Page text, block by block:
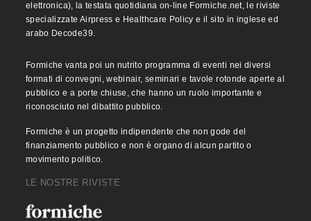
elettronica), la testata quotidiana on-line Formiche.net, le riviste
specializzate Airpress e Healthcare Policy e il sito in inglese ed
arabo Decode39.
Formiche vanta poi un nutrito programma di eventi nei diversi
formati di convegni, webinair, seminari e tavole rotonde aperte al
pubblico e a porte chiuse, che hanno un ruolo importante e
riconosciuto nel dibattito pubblico.
Formiche è un progetto indipendente che non gode del
finanziamento pubblico e non è organo di alcun partito o
movimento politico.
LE NOSTRE RIVISTE